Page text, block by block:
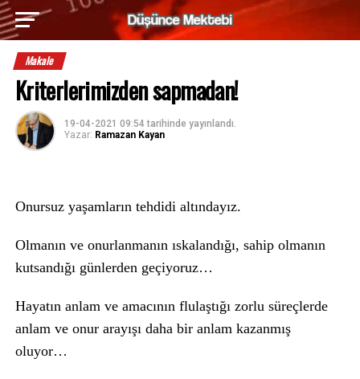
Makale
Kriterlerimizden sapmadan!
19-04-2021 09:54 tarihinde yayınlandı.
Yazar: Ramazan Kayan
Onursuz yaşamların tehdidi altındayız.
Olmanın ve onurlanmanın ıskalandığı, sahip olmanın
kutsandığı günlerden geçiyoruz…
Hayatın anlam ve amacının flulaştığı zorlu süreçlerde
anlam ve onur arayışı daha bir anlam kazanmış
oluyor…